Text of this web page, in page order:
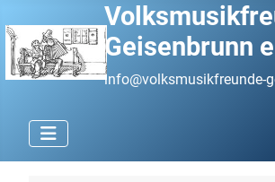
Geisenbrunn
info@volksmusikfreunde-